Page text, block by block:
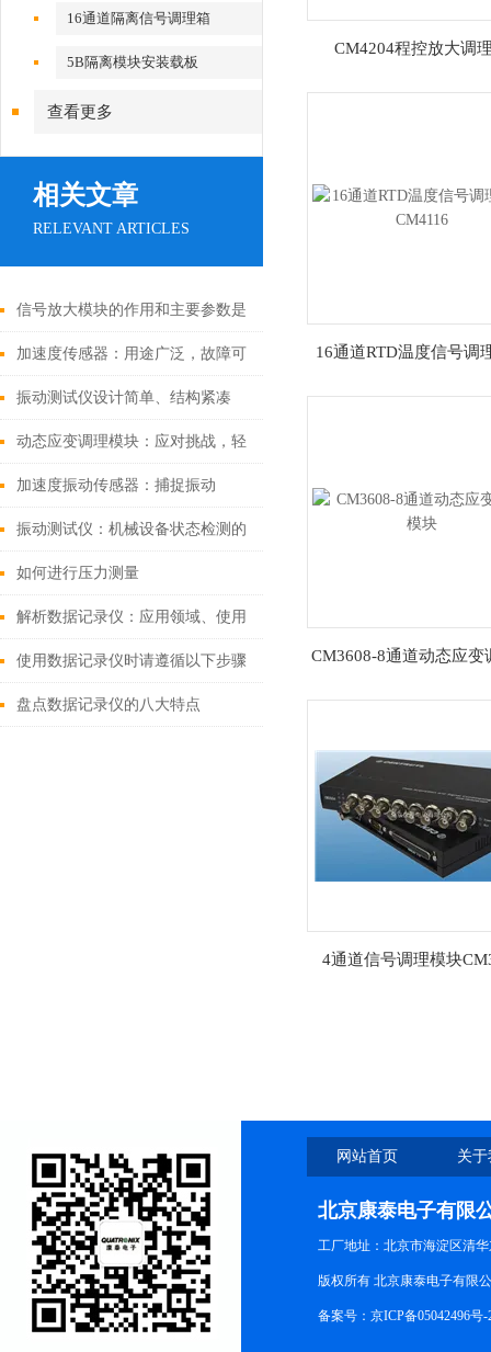
16通道隔离信号调理箱
5B隔离模块安装载板
查看更多
相关文章
RELEVANT ARTICLES
信号放大模块的作用和主要参数是
什么呢？
加速度传感器：用途广泛，故障可
防可控
振动测试仪设计简单、结构紧凑
动态应变调理模块：应对挑战，轻
松自如
加速度振动传感器：捕捉振动
的“精密触角”
振动测试仪：机械设备状态检测的
常用精密仪器
如何进行压力测量
解析数据记录仪：应用领域、使用
方法与维护要点
使用数据记录仪时请遵循以下步骤
盘点数据记录仪的八大特点
CM4204程控放大调
16通道RTD温度信号调
CM3608-8通道动态应变
4通道信号调理模块
网站首页 关
北京康泰电子有限
工厂地址：北京市海淀区清
版权所有 北京康泰电子有限
备案号： 京ICP备05042496号-